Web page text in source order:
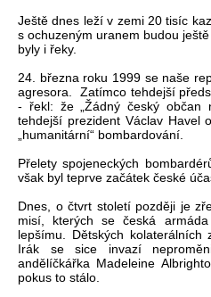
Ještě dnes leží v zemi 20 tisíc
s ochuzeným uranem budou
byly i řeky.
24. března roku 1999 se naše
agresora. Zatímco tehdejší
- řekl: že „Žádný český občan
tehdejší prezident Václav Havel
„humanitární“ bombardování.
Přelety spojeneckých
však byl teprve začátek české
Dnes, o čtvrt století později je
misí, kterých se česká
lepšímu. Dětských kolaterálních
Irák se sice invazí
andělíčkářka Madeleine
pokus to stálo.